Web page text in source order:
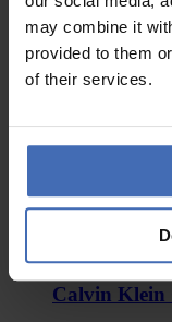
may combine it
provided to them
of their services.
Calvin Klein